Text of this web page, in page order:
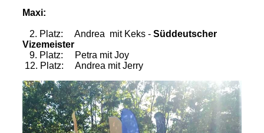
Maxi:
2. Platz: Andrea mit Keks - Süddeutscher
Vizemeister
9. Platz: Petra mit Joy
12. Platz: Andrea mit Jerry